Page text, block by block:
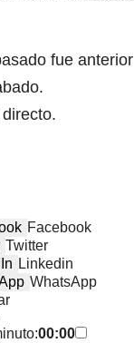
fue anterior
Facebook
Twitter
Linkedin
WhatsApp
00:00